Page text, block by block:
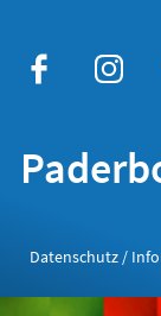
Datenschutz /